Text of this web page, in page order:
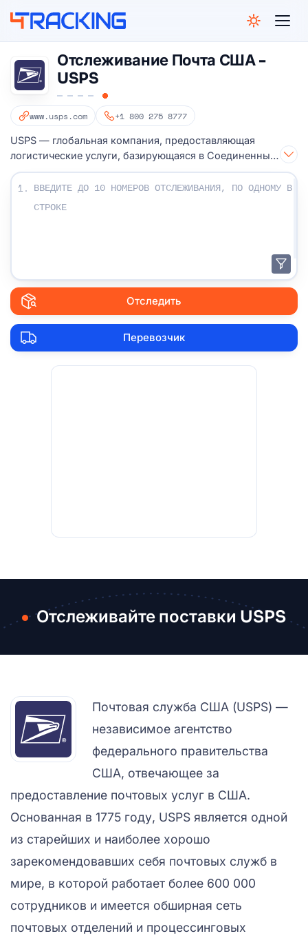
Отслеживание Почта США -
USPS
www.usps.com +1 800 275 8777
USPS — глобальная компания, предоставляющая
логистические услуги, базирующаяся в Соединенных
Штатах Америки.
Введите ваши номера отслеживания:
1.
Отследить
Перевозчик
Отслеживайте поставки USPS
Почтовая служба США (USPS) —
независимое агентство
федерального правительства
США, отвечающее за
предоставление почтовых услуг в США.
Основанная в 1775 году, USPS является одной
из старейших и наиболее хорошо
зарекомендовавших себя почтовых служб в
мире, в которой работает более 600 000
сотрудников и имеется обширная сеть
почтовых отделений и процессинговых